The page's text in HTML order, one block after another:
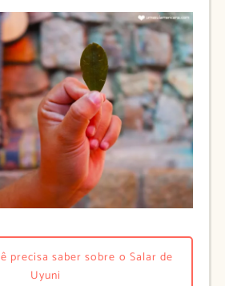
precisa saber sobre o Salar de
Uyuni